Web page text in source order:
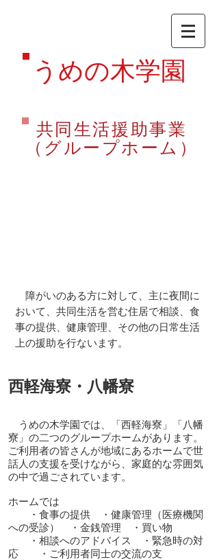
うめの木学園
​共同生活援助事業
（グループホーム）
障がいのある方に対して、主に夜間に
おいて、共同生活を営む住居で相談、食
事の提供、健康管理、その他の日常生活
上の援助を行ないます。
​西軽海寮・八幡寮
うめの木学園では、「西軽海寮」「八幡
寮」の二つのグループホームがあります。
ご利用者の皆さんが地域にあるホームで世
話人の支援を受けながら、家庭的な雰囲気
の中で過ごされています。
ホームでは
・食事の提供 ・健康管理（医療機関
への受診） ・金銭管理 ・買い物
・相談へのアドバイス ・緊急時の対
応 ・ご利用者同士の交流の支